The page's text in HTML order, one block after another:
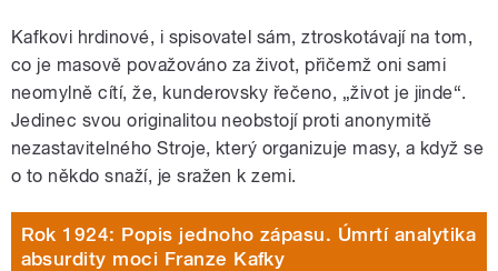
Kafkovi hrdinové, i spisovatel sám, ztroskotávají na tom,
co je masově považováno za život, přičemž oni sami
neomylně cítí, že, kunderovsky řečeno, „život je jinde“.
Jedinec svou originalitou neobstojí proti anonymitě
nezastavitelného Stroje, který organizuje masy, a když se
o to někdo snaží, je sražen k zemi.
Rok 1924: Popis jednoho zápasu. Úmrtí analytika
absurdity moci Franze Kafky